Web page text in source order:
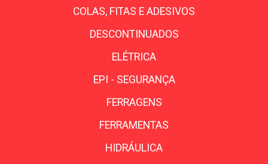
COLAS, FITAS E ADESIVOS
DESCONTINUADOS
ELÉTRICA
EPI - SEGURANÇA
FERRAGENS
FERRAMENTAS
HIDRÁULICA